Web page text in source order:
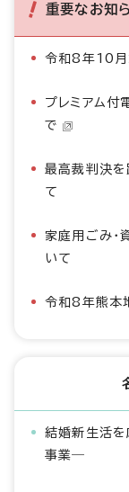
重要なお知
令和8年10月
プレミアム付
で
最高裁判決
て
家庭用ごみ・
いて
令和8年熊本
結婚新生活
事業―